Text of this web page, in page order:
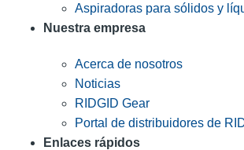
Aspiradoras para sólidos y
Nuestra empresa
Acerca de nosotros
Noticias
RIDGID Gear
Portal de distribuidores de
Enlaces rápidos